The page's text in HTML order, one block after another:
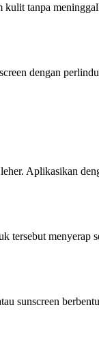
tanpa
dengan
Aplikasikan
tersebut menyerap
sunscreen